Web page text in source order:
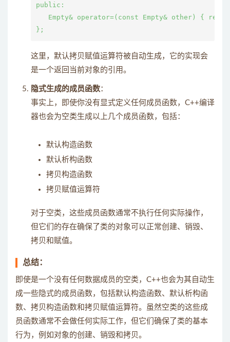
public:
Empty& operator=(const Empty& other) { return
这里，默认拷贝赋值运算符被自动生成，它的实现会
是一个返回当前对象的引用。
隐式生成的成员函数：
事实上，即使你没有显式定义任何成员函数，C++编译
器也会为空类生成以上几个成员函数，包括：
默认构造函数
默认析构函数
拷贝构造函数
拷贝赋值运算符
对于空类，这些成员函数通常不执行任何实际操作，
但它们的存在确保了类的对象可以正常创建、销毁、
拷贝和赋值。
总结：
即使是一个没有任何数据成员的空类，C++也会为其自动生
成一些隐式的成员函数，包括默认构造函数、默认析构函
数、拷贝构造函数和拷贝赋值运算符。虽然空类的这些成
员函数通常不会做任何实际工作，但它们确保了类的基本
行为，例如对象的创建、销毁和拷贝。